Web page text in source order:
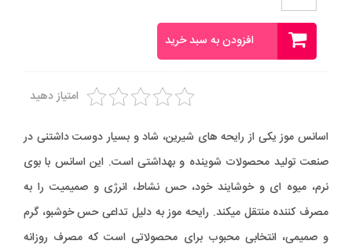
عدد
افزودن به سبد خرید
امتیاز دهید
اسانس موز یکی از رایحه های شیرین، شاد و بسیار دوست داشتنی در
صنعت تولید محصولات شوینده و بهداشتی است. این اسانس با بوی
نرم، میوه ای و خوشایند خود، حس نشاط، انرژی و صمیمیت را به
مصرف کننده منتقل میکند. رایحه موز به دلیل تداعی حس خوشبو، گرم
و صمیمی، انتخابی محبوب برای محصولاتی است که مصرف روزانه